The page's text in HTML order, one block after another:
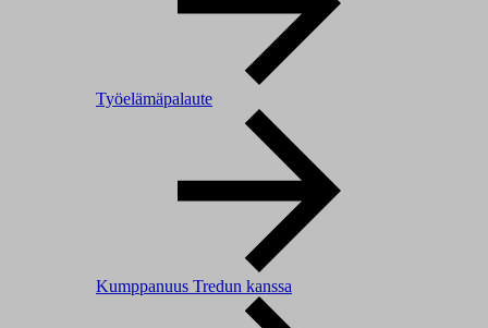
Työelämäpalaute
Kumppanuus Tredun kanssa